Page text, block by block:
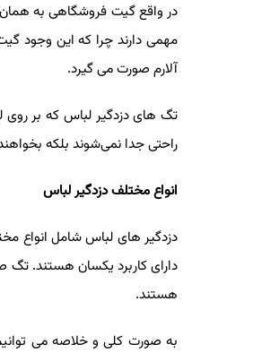
در واقع گیت فروشگاهی به
مهمی دارند چرا که این وجود
آلارم صورت می گیرد.
تگ های دزدگیر لباس که بر
راحتی جدا نمی‌شوند بلکه
انواع مختلف دزدگیر لباس
دزدگیر های لباس شامل انواع
دارای کاربرد یکسان هستند. تگ
هستند.
به صورت کلی و خلاصه می توانیم